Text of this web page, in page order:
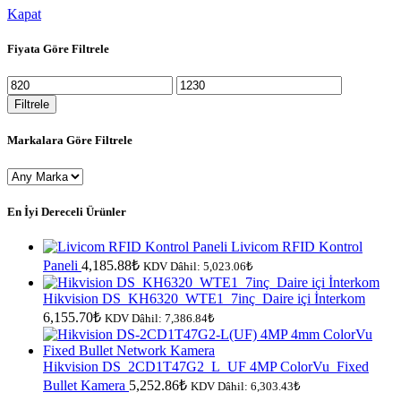
Kapat
Fiyata Göre Filtrele
En
düşük
fiyat
En
yüksek
Filtrele
Markalara Göre Filtrele
En İyi Dereceli Ürünler
Livicom RFID Kontrol
Paneli 4,185.88₺ KDV Dâhil: 5,023.06₺
Hikvision DS_KH6320_WTE1_7inç_Daire içi İnterkom
6,155.70₺ KDV Dâhil: 7,386.84₺
Hikvision DS_2CD1T47G2_L_UF 4MP ColorVu_Fixed
Bullet Kamera 5,252.86₺ KDV Dâhil: 6,303.43₺